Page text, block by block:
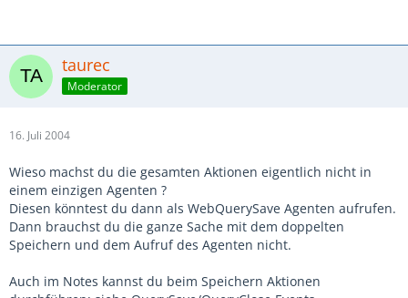
taurec
Moderator
16. Juli 2004
Wieso machst du die gesamten Aktionen eigentlich nicht in
einem einzigen Agenten ?
Diesen könntest du dann als WebQuerySave Agenten aufrufen.
Dann brauchst du die ganze Sache mit dem doppelten
Speichern und dem Aufruf des Agenten nicht.
Auch im Notes kannst du beim Speichern Aktionen